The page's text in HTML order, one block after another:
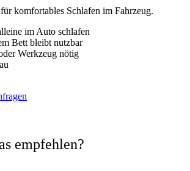
komfortables Schlafen im Fahrzeug.
im Auto schlafen
Bett bleibt nutzbar
Werkzeug nötig
empfehlen?